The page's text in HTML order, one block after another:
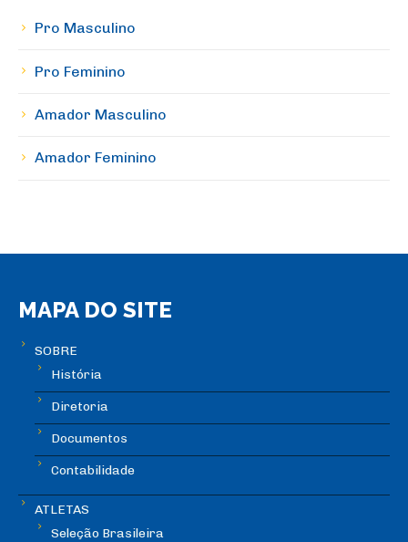
Pro Masculino
Pro Feminino
Amador Masculino
Amador Feminino
MAPA DO SITE
SOBRE
História
Diretoria
Documentos
Contabilidade
ATLETAS
Seleção Brasileira